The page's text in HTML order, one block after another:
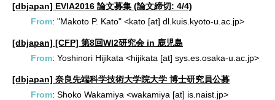
[dbjapan] EVIA2016 論文募集 (論文締切: 4/4)
From: "Makoto P. Kato" <kato [at] dl.kuis.kyoto-u.ac.jp>
[dbjapan] [CFP] 第8回WI2研究会 in 鹿児島
From: Yoshinori Hijikata <hijikata [at] sys.es.osaka-u.ac.jp>
[dbjapan] 奈良先端科学技術大学院大学 博士研究員公募
From: Shoko Wakamiya <wakamiya [at] is.naist.jp>